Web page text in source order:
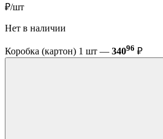
₽/шт
Нет в наличии
Коробка (картон) 1 шт — 34096 ₽